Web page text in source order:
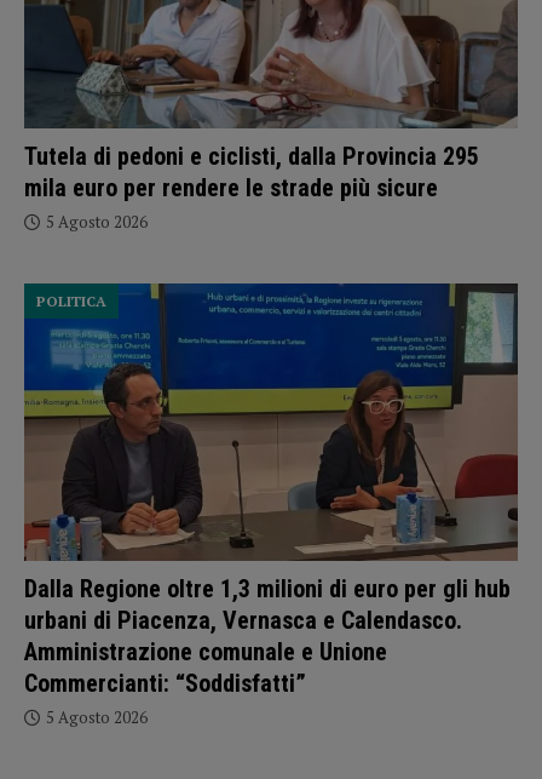
Tutela di pedoni e ciclisti, dalla Provincia 295
mila euro per rendere le strade più sicure
5 Agosto 2026
Dalla Regione oltre 1,3 milioni di euro per gli hub
urbani di Piacenza, Vernasca e Calendasco.
Amministrazione comunale e Unione
Commercianti: “Soddisfatti”
POLITICA
5 Agosto 2026